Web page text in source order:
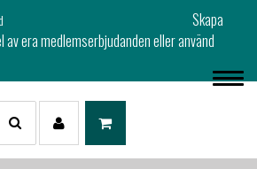
Skapa
av era medlemserbjudanden eller använd